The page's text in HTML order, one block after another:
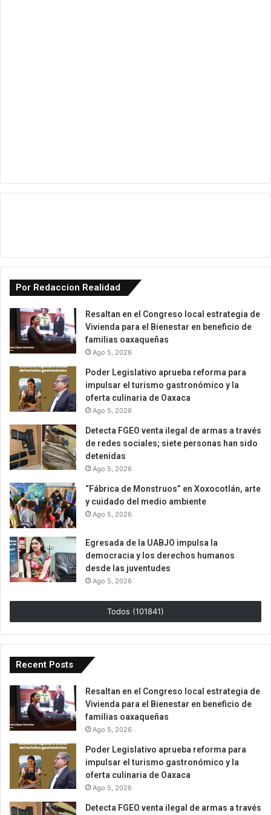
Por Redaccion Realidad
Resaltan en el Congreso local estrategia de
Vivienda para el Bienestar en beneficio de
familias oaxaqueñas
Ago 5, 2026
Poder Legislativo aprueba reforma para
impulsar el turismo gastronómico y la
oferta culinaria de Oaxaca
Ago 5, 2026
Detecta FGEO venta ilegal de armas a través
de redes sociales; siete personas han sido
detenidas
Ago 5, 2026
“Fábrica de Monstruos” en Xoxocotlán, arte
y cuidado del medio ambiente
Ago 5, 2026
Egresada de la UABJO impulsa la
democracia y los derechos humanos
desde las juventudes
Ago 5, 2026
Todos (101841)
Recent Posts
Resaltan en el Congreso local estrategia de
Vivienda para el Bienestar en beneficio de
familias oaxaqueñas
Ago 5, 2026
Poder Legislativo aprueba reforma para
impulsar el turismo gastronómico y la
oferta culinaria de Oaxaca
Ago 5, 2026
Detecta FGEO venta ilegal de armas a través